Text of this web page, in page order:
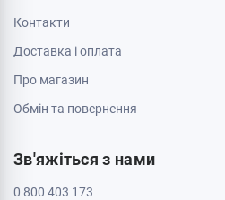
Контакти
Доставка і оплата
Про магазин
Обмін та повернення
Зв'яжіться з нами
0 800 403 173